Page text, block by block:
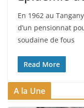
En 1962 au
d’un pensionnat
soudaine de fous
Read More
A la Une